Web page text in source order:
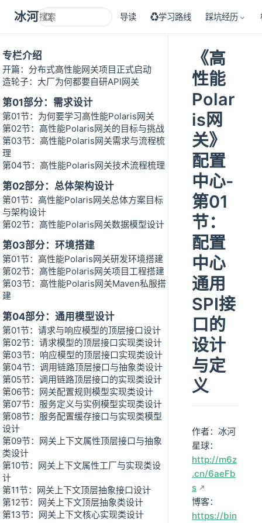
冰河技术 导读 ♻学习路线 踩坑经历
专栏介绍
开篇：分布式高性能网关项目正式启动
造轮子：大厂为何都要自研API网关
第01部分：需求设计
第01节：为何要学习高性能Polaris网关
第02节：高性能Polaris网关的目标与挑战
第03节：高性能Polaris网关需求与流程梳
理
第04节：高性能Polaris网关技术流程梳理
第02部分：总体架构设计
第01节：高性能Polaris网关总体方案目标
与架构设计
第02节：高性能Polaris网关数据模型设计
第03部分：环境搭建
第01节：高性能Polaris网关研发环境搭建
第02节：高性能Polaris网关项目工程搭建
第03节：高性能Polaris网关Maven私服搭
建
第04部分：通用模型设计
第01节：请求与响应模型的顶层接口设计
第02节：请求模型的顶层接口实现类设计
第03节：响应模型的顶层接口实现类设计
第04节：调用链路顶层接口与抽象类设计
第05节：调用链路顶层接口的实现类设计
第06节：网关配置规则模型实现类设计
第07节：服务定义与实例模型实现类设计
第08节：服务配置缓存接口与实现类模型
设计
第09节：网关上下文属性顶层接口与抽象
类设计
第10节：网关上下文属性工厂与实现类设
计
第11节：网关上下文顶层抽象接口设计
第12节：网关上下文顶层抽象类设计
第13节：网关上下文核心实现类设计
《高
性能
Polar
is网
关》
配置
中心-
第01
节：
配置
中心
通用
SPI接
口的
设计
与定
义
作者：冰河
星球：
http://m6z
.cn/6aeFb
s
博客：
https://bin